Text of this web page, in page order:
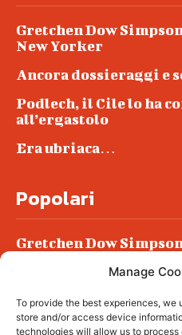
Manage
To provide the best experiences,
store and/or access device
technologies will allow us to
Gretchen Dow
New Yorker
Ancora dossieraggi e
Podlech, il Cile lo ha
all’ergastolo
Era ubriaca…
Popolari
Gretchen Dow
Podlech, il Cile lo ha